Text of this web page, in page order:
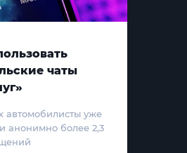
чаты
автомобилисты уже
анонимно более 2,3